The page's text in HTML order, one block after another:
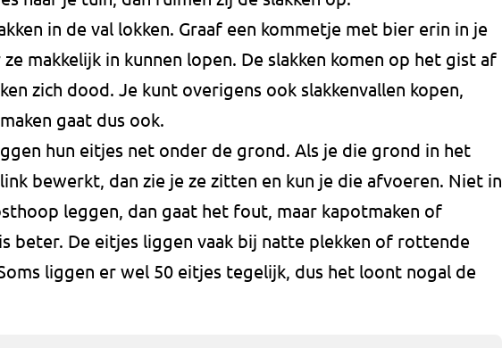
in de val lokken. Graaf een kommetje met bier erin in je
makkelijk in kunnen lopen. De slakken komen op het gist af
zich dood. Je kunt overigens ook slakkenvallen kopen,
gaat dus ook.
hun eitjes net onder de grond. Als je die grond in het
bewerkt, dan zie je ze zitten en kun je die afvoeren. Niet in
leggen, dan gaat het fout, maar kapotmaken of
beter. De eitjes liggen vaak bij natte plekken of rottende
liggen er wel 50 eitjes tegelijk, dus het loont nogal de